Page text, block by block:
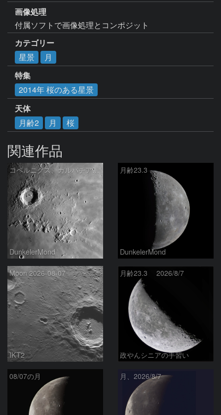
画像処理
付属ソフトで画像処理とコンポジット
カテゴリー
星景
月
特集
2014年 桜のある星景
天体
月齢2
月 桜
関連作品
コペルニクス、カルパチア山脈付近
DunkelerMond
月齢23.3
DunkelerMond
Moon 2026-08-07
IKT2
月齢23.3 2026/8/7
政やんシニアの手習い
08/07の月 月、2026/8/7